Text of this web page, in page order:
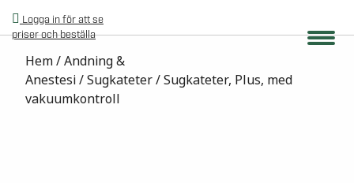
Logga in för att se
priser och beställa
Hem/Andning &
Anestesi/Sugkateter/ Sugkateter, Plus, med
vakuumkontroll